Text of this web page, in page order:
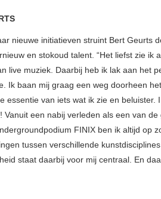
nieuwe initiatieven struint Bert Geurts
en stokoud talent. “Het liefst zie ik
live muziek. Daarbij heb ik lak aan het
Ik baan mij graag een weg doorheen
essentie van iets wat ik zie en beluister.
Vanuit een nabij verleden als een van
FINIX ben ik altijd op
tussen verschillende
staat daarbij voor mij centraal. En